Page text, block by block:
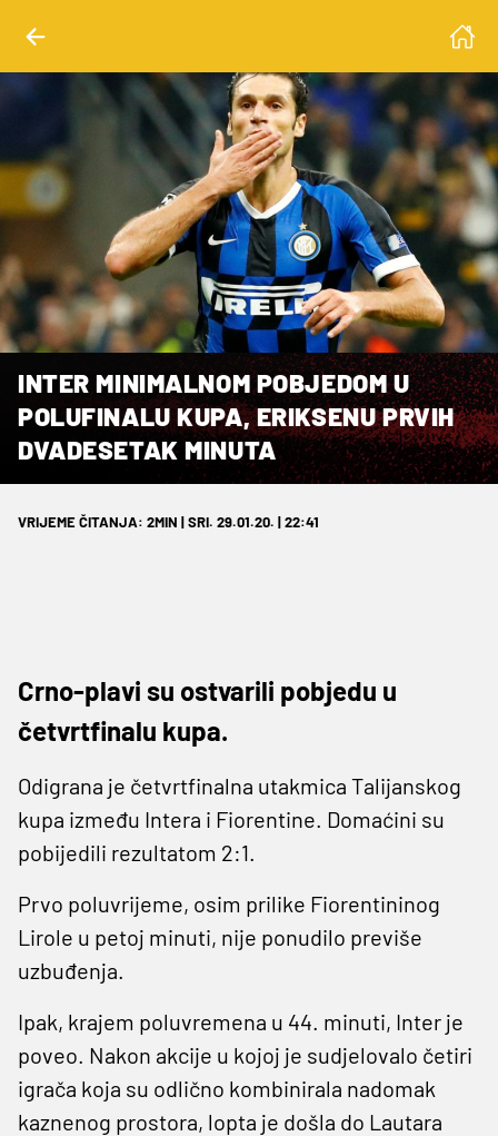
INTER MINIMALNOM POBJEDOM U
POLUFINALU KUPA, ERIKSENU PRVIH
DVADESETAK MINUTA
VRIJEME ČITANJA: 2MIN | SRI. 29.01.20. | 22:41
Crno-plavi su ostvarili pobjedu u
četvrtfinalu kupa.
Odigrana je četvrtfinalna utakmica Talijanskog
kupa između Intera i Fiorentine. Domaćini su
pobijedili rezultatom 2:1.
Prvo poluvrijeme, osim prilike Fiorentininog
Lirole u petoj minuti, nije ponudilo previše
uzbuđenja.
Ipak, krajem poluvremena u 44. minuti, Inter je
poveo. Nakon akcije u kojoj je sudjelovalo četiri
igrača koja su odlično kombinirala nadomak
kaznenog prostora, lopta je došla do Lautara